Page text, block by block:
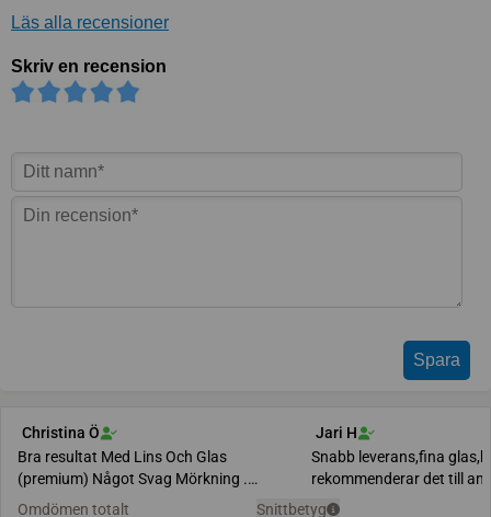
Läs alla recensioner
Skriv en recension